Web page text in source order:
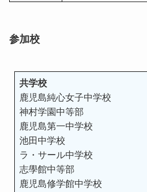
参加校
共学校
鹿児島純心女子中学校
神村学園中等部
鹿児島第一中学校
池田中学校
ラ・サール中学校
志學館中等部
鹿児島修学館中学校